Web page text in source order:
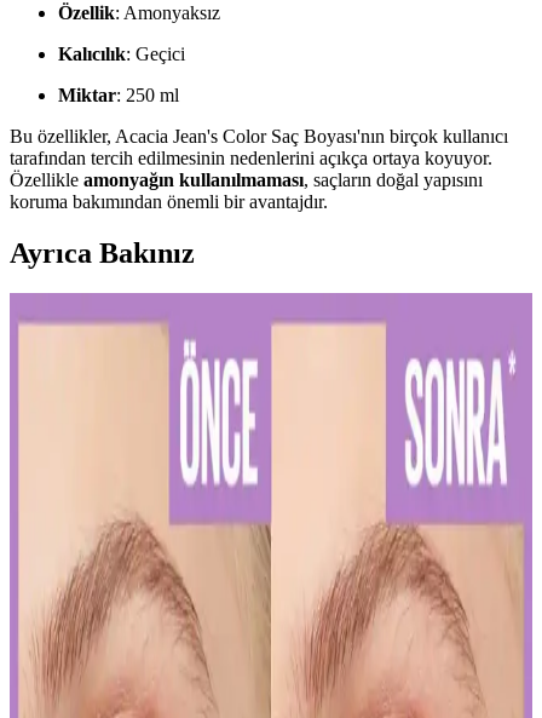
Özellik: Amonyaksız
Kalıcılık: Geçici
Miktar: 250 ml
Bu özellikler, Acacia Jean's Color Saç Boyası'nın birçok kullanıcı
tarafından tercih edilmesinin nedenlerini açıkça ortaya koyuyor.
Özellikle amonyağın kullanılmaması, saçların doğal yapısını
koruma bakımından önemli bir avantajdır.
Ayrıca Bakınız
Diş Hassasiyetini Azaltan Doğru Diş Macunu Seçimi
ve Kullanım İpuçları
Diş hassasiyetini hafifletmek ve sağlıklı bir gülüşe ulaşmak için
doğru diş macunu seçimi ve düzenli kullanım önemlidir. Uzman
önerileriyle diş sağlığınızı koruyun.
Kalıcı Kalem Göz Makyajı: Uzun Süre Dayanan ve
Pratik Kullanım İpuçları
Kalıcı kalem göz makyajı, suya ve tere dayanıklı formülleriyle uzun
süre kalıcı ve net çizgiler sağlar. Uygulama ve bakım ipuçlarıyla
gözlerinizi vurgulayın.
Kalıcı Oje Seçenekleri: Nail Master M377 ve M378
Modellerinin Detaylı Analizi